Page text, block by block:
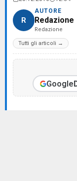
R
AUTORE
Redazione
Redazione
Tutti gli articoli →
Google